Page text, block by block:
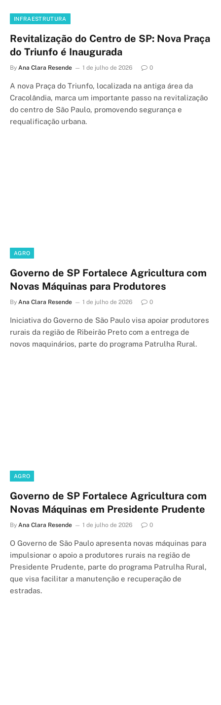
INFRAESTRUTURA
Revitalização do Centro de SP: Nova Praça
do Triunfo é Inaugurada
By Ana Clara Resende 1 de julho de 2026 0
A nova Praça do Triunfo, localizada na antiga área da
Cracolândia, marca um importante passo na revitalização
do centro de São Paulo, promovendo segurança e
requalificação urbana.
AGRO
Governo de SP Fortalece Agricultura com
Novas Máquinas para Produtores
By Ana Clara Resende 1 de julho de 2026 0
Iniciativa do Governo de São Paulo visa apoiar produtores
rurais da região de Ribeirão Preto com a entrega de
novos maquinários, parte do programa Patrulha Rural.
AGRO
Governo de SP Fortalece Agricultura com
Novas Máquinas em Presidente Prudente
By Ana Clara Resende 1 de julho de 2026 0
O Governo de São Paulo apresenta novas máquinas para
impulsionar o apoio a produtores rurais na região de
Presidente Prudente, parte do programa Patrulha Rural,
que visa facilitar a manutenção e recuperação de
estradas.